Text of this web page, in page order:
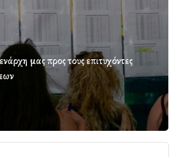
μας προς τους επιτυχόντες